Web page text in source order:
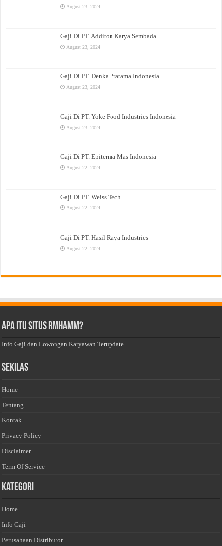
August 23, 2024
Gaji Di PT. Additon Karya Sembada
August 23, 2024
Gaji Di PT. Denka Pratama Indonesia
August 23, 2024
Gaji Di PT. Yoke Food Industries Indonesia
August 23, 2024
Gaji Di PT. Epiterma Mas Indonesia
August 22, 2024
Gaji Di PT. Weiss Tech
August 22, 2024
Gaji Di PT. Hasil Raya Industries
August 22, 2024
Apa Itu Situs Rmhamm?
Info Gaji dan Lowongan Karyawan Terupdate
Sekilas
Home
Tentang
Kontak
Privacy Policy
Disclaimer
Term Of Service
Kategori
Home
Info Gaji
Perusahaan Distributor